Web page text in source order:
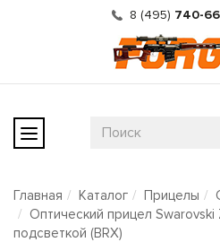
8 (495) 740-
Главная Каталог Прицелы
Оптический прицел
подсветкой (BRX)